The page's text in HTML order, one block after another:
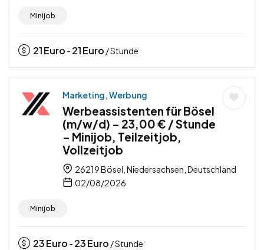
Minijob
21Euro - 21Euro / Stunde
Marketing, Werbung
Werbeassistenten für Bösel
(m/w/d) – 23,00 € / Stunde
– Minijob, Teilzeitjob,
Vollzeitjob
26219 Bösel, Niedersachsen, Deutschland
02/08/2026
Minijob
23Euro - 23Euro / Stunde